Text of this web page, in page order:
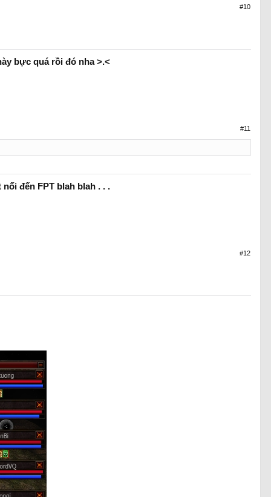
#10
bực quá rồi đó nha >.<
#11
đến FPT blah blah . . .
#12